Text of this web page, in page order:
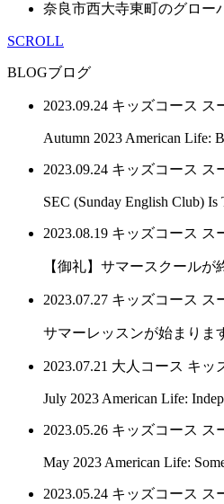
奈良市西大寺東町のグロー
SCROLL
BLOGブログ
2023.09.24 キッズコース ス
Autumn 2023 American Life:
2023.09.24 キッズコース ス
SEC (Sunday English Club) Is
2023.08.19 キッズコース ス
【御礼】サマースクールが
2023.07.27 キッズコース ス
サマーレッスンが始まりま
2023.07.21 大人コース キッ
July 2023 American Life:
2023.05.26 キッズコース ス
May 2023 American Life:
2023.05.24 キッズコース ス